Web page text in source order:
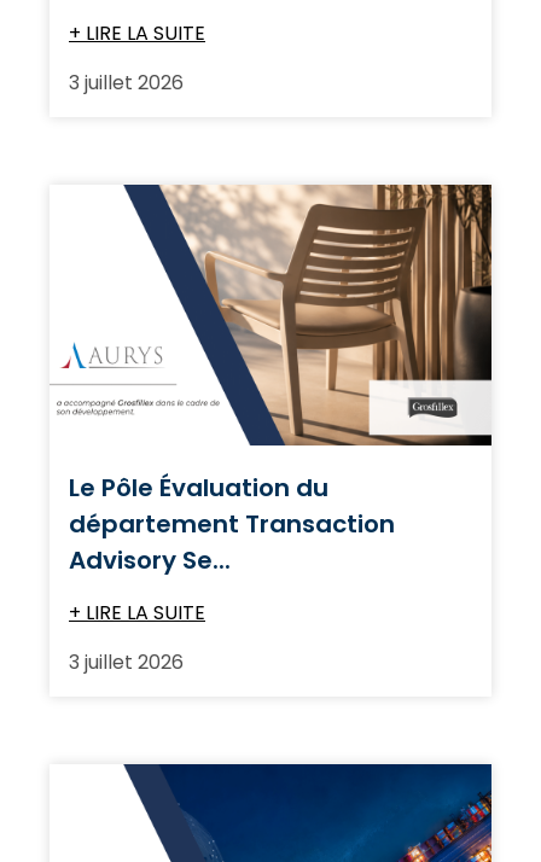
+ LIRE LA SUITE
3 juillet 2026
Le Pôle Évaluation du
département Transaction
Advisory Se...
+ LIRE LA SUITE
3 juillet 2026